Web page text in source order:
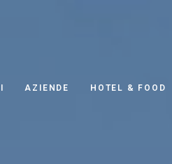
AZIENDE HOTEL & FOOD